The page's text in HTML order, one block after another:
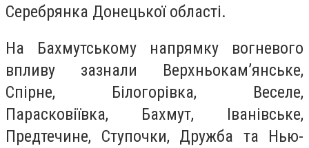
Серебрянка Донецької області.
На Бахмутському напрямку вогневого
впливу зазнали Верхньокам’янське,
Спірне, Білогорівка, Веселе,
Парасковіївка, Бахмут, Іванівське,
Предтечине, Ступочки, Дружба та Нью-